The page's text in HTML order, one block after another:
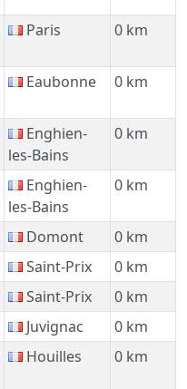
Paris 0 km
Eaubonne 0 km
Enghien-
les-Bains
0 km
Enghien-
les-Bains
0 km
Domont
0 km
Saint-Prix
0 km
Saint-Prix
0 km
Juvignac
0 km
Houilles 0 km